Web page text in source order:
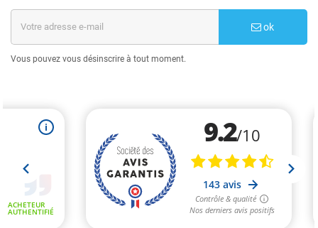
ok
Vous pouvez vous désinscrire à tout moment.